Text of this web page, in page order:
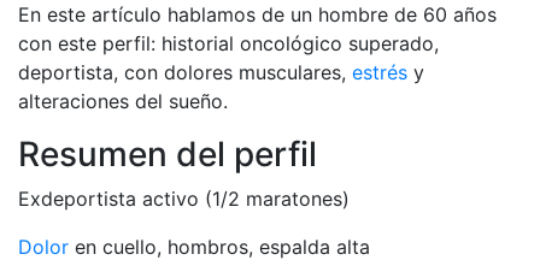
En este artículo hablamos de un hombre de 60 años
con este perfil: historial oncológico superado,
deportista, con dolores musculares, estrés y
alteraciones del sueño.
Resumen del perfil
Exdeportista activo (1/2 maratones)
Dolor en cuello, hombros, espalda alta